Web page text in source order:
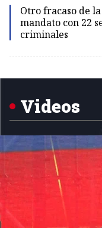
Otro fracaso de
mandato con 22
criminales
Videos